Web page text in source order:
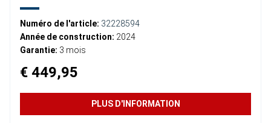
Numéro de l'article: 32228594
Année de construction: 2024
Garantie: 3 mois
€ 449,95
PLUS D'INFORMATION